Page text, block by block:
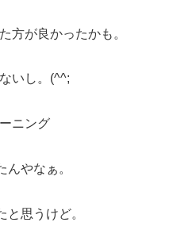
方が良かったかも。
いし。(^^;
ニング
やなぁ。
思うけど。